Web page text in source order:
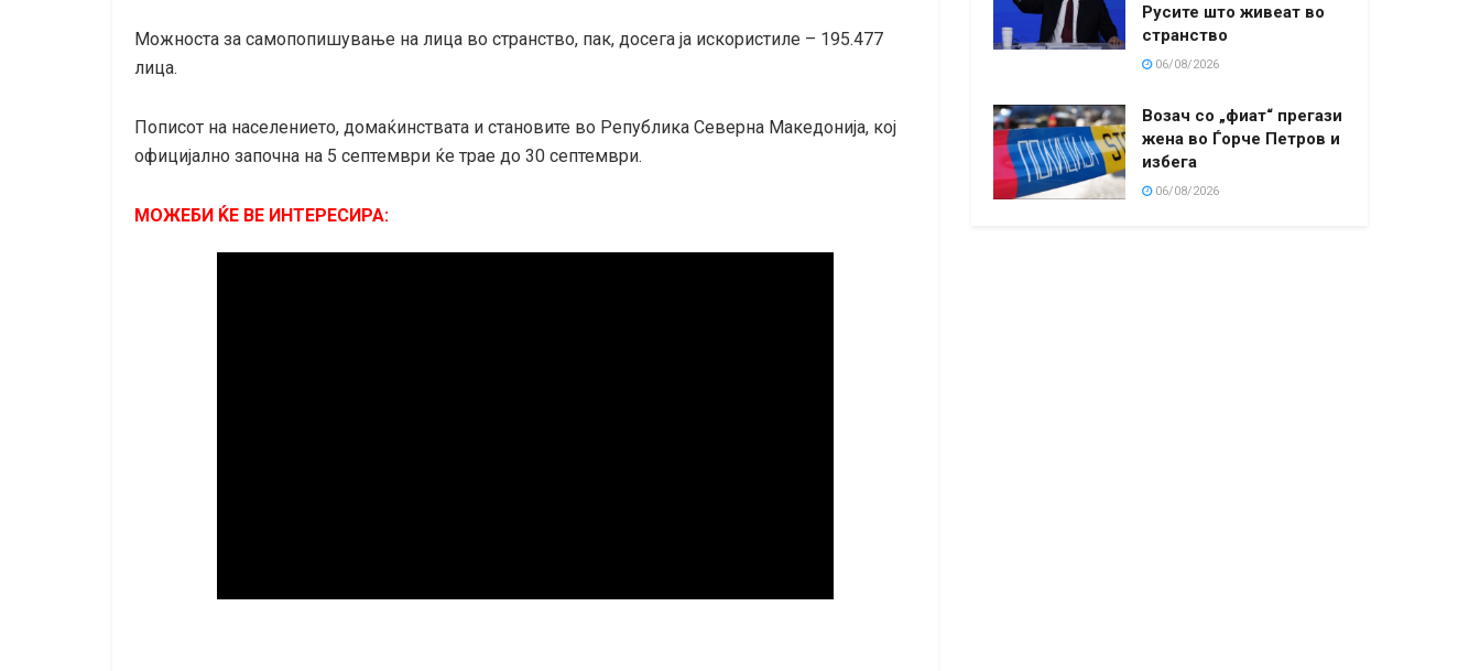
Можноста за самопопишување на лица во странство, пак, досега ја искористиле – 195.477
лица.
Пописот на населението, домаќинствата и становите во Република Северна Македонија, кој
официјално започна на 5 септември ќе трае до 30 септември.
МОЖЕБИ ЌЕ ВЕ ИНТЕРЕСИРА:
Русите што живеат во
странство
06/08/2026
Возач со „фиат“ прегази
жена во Ѓорче Петров и
избега
06/08/2026